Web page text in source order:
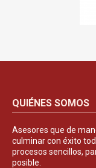
QUIÉNES SOMOS
Asesores que de
culminar con éxito
procesos sencillos,
posible.